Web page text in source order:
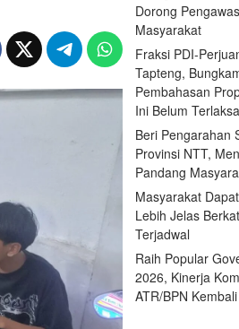
Dorong
Masyarakat
Fraksi PDI-
Tapteng,
Pembahasan
Ini Belum
Beri Pengarahan
Provinsi NTT,
Pandang
Masyarakat
Lebih Jelas
Terjadwal
Raih Popular
2026, Kinerja
ATR/BPN